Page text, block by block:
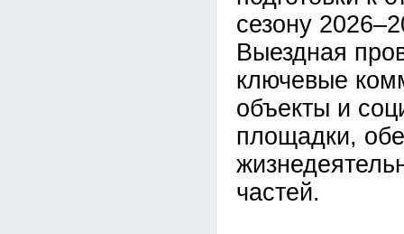
сезону
Выездная
ключевые
объекты и
площадки,
частей.